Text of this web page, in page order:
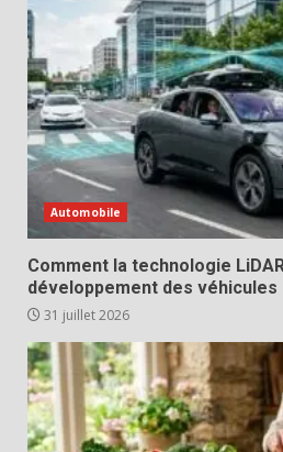
Automobile
Comment la technologie
développement des véhicules
31 juillet 2026